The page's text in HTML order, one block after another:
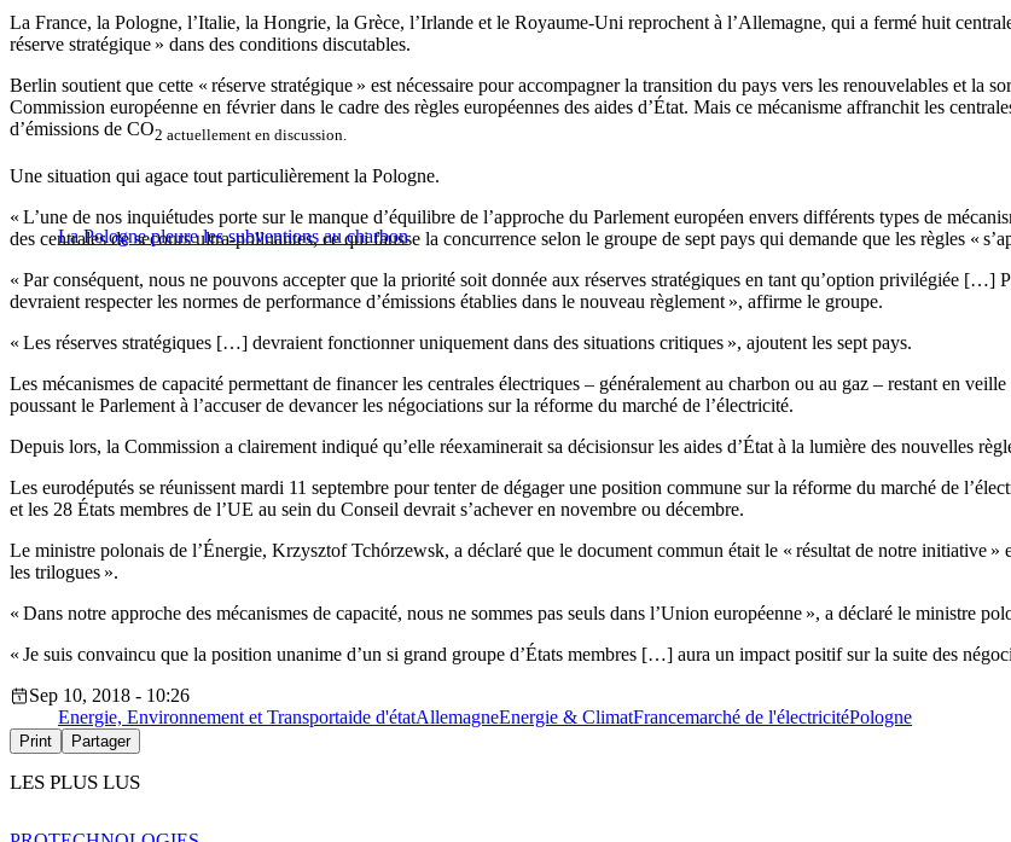
La France, la Pologne, l’Italie, la Hongrie, la Grèce, l’Irlande et le Royaume-Uni reprochent à l’Allemagne, qui a fermé huit
réserve stratégique » dans des conditions discutables.
Berlin soutient que cette « réserve stratégique » est nécessaire pour accompagner la transition du pays vers les renouvelables et la
Commission européenne en février dans le cadre des règles européennes des aides d’État. Mais ce mécanisme affranchit les
d’émissions de CO2 actuellement en discussion.
Une situation qui agace tout particulièrement la Pologne.
La Pologne pleure les subventions au charbon
« L’une de nos inquiétudes porte sur le manque d’équilibre de l’approche du Parlement européen envers différents types de
des centrales de secours ultra-polluantes, ce qui fausse la concurrence selon le groupe de sept pays qui demande que les règles «
« Par conséquent, nous ne pouvons accepter que la priorité soit donnée aux réserves stratégiques en tant qu’option privilégiée […]
devraient respecter les normes de performance d’émissions établies dans le nouveau règlement », affirme le groupe.
« Les réserves stratégiques […] devraient fonctionner uniquement dans des situations critiques », ajoutent les sept pays.
Les mécanismes de capacité permettant de financer les centrales électriques – généralement au charbon ou au gaz – restant en
poussant le Parlement à l’accuser de devancer les négociations sur la réforme du marché de l’électricité.
Depuis lors, la Commission a clairement indiqué qu’elle réexaminerait sa décisionsur les aides d’État à la lumière des nouvelles
Les eurodéputés se réunissent mardi 11 septembre pour tenter de dégager une position commune sur la réforme du marché de
et les 28 États membres de l’UE au sein du Conseil devrait s’achever en novembre ou décembre.
Le ministre polonais de l’Énergie, Krzysztof Tchórzewsk, a déclaré que le document commun était le « résultat de notre initiative »
les trilogues ».
« Dans notre approche des mécanismes de capacité, nous ne sommes pas seuls dans l’Union européenne », a déclaré le ministre
« Je suis convaincu que la position unanime d’un si grand groupe d’États membres […] aura un impact positif sur la suite des
Sep 10, 2018 - 10:26
Energie, Environnement et Transportaide d'étatAllemagneEnergie & ClimatFrancemarché de l'électricitéPologne
Print Partager
LES PLUS LUS